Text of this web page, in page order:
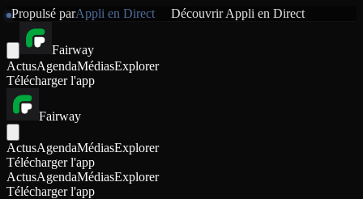
Propulsé parAppli en Direct DécouvrirAppli en Direct
Fairway
ActusAgendaMédiasExplorer
Télécharger l'app
Fairway
ActusAgendaMédiasExplorer
Télécharger l'app
ActusAgendaMédiasExplorer
Télécharger l'app